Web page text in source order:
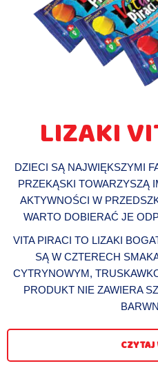
LIZAKI
DZIECI SĄ NAJWIĘKSZYMI
PRZEKĄSKI TOWARZYSZĄ
AKTYWNOŚCI W
WARTO DOBIERAĆ JE
VITA PIRACI TO LIZAKI
SĄ W CZTERECH
CYTRYNOWYM,
PRODUKT NIE ZAWIERA
CZYTAJ